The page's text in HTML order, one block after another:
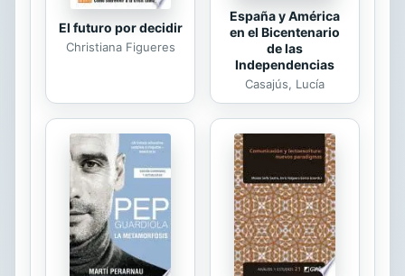
El futuro por decidir
Christiana Figueres
España y América
en el Bicentenario
de las
Independencias
Casajús, Lucía